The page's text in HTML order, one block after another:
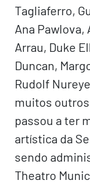
Tagliaferro,
Ana
Arrau, Duke
Duncan,
Rudolf
muitos
passou a ter
artística da
sendo
Theatro